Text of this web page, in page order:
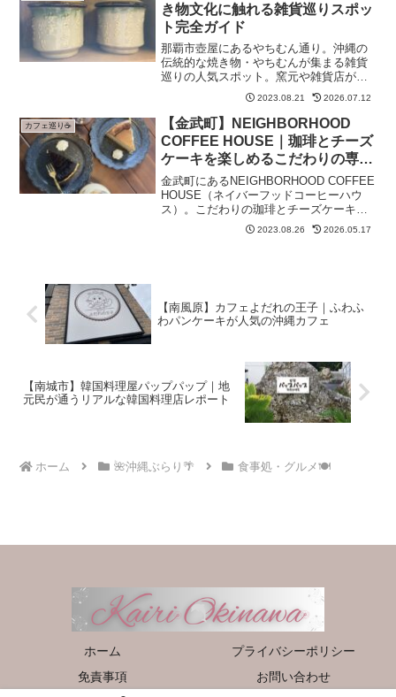
き物文化に触れる雑貨巡りスポッ
ト完全ガイド
那覇市壺屋にあるやちむん通り。沖縄の
伝統的な焼き物・やちむんが集まる雑貨
巡りの人気スポット。窯元や雑貨店が並
ぶ通りで、沖縄の焼き物文化を肌で感じ
2023.08.21 2026.07.12
カフェ巡り☕
【金武町】NEIGHBORHOOD
COFFEE HOUSE｜珈琲とチーズ
ケーキを楽しめるこだわりの専門
店
金武町にあるNEIGHBORHOOD COFFEE
HOUSE（ネイバーフッドコーヒーハウ
ス）。こだわりの珈琲とチーズケーキが
楽しめる専門店。ナーシングホームに併
設された落ち着いた空間で、地元民に愛
2023.08.26 2026.05.17
【南風原】カフェよだれの王子｜ふわふ
わパンケーキが人気の沖縄カフェ
【南城市】韓国料理屋パップパップ｜地
元民が通うリアルな韓国料理店レポート
ホーム 🌺沖縄ぶらり🌴 食事処・グルメ🍽️
ホーム
プライバシーポリシー
免責事項
お問い合わせ